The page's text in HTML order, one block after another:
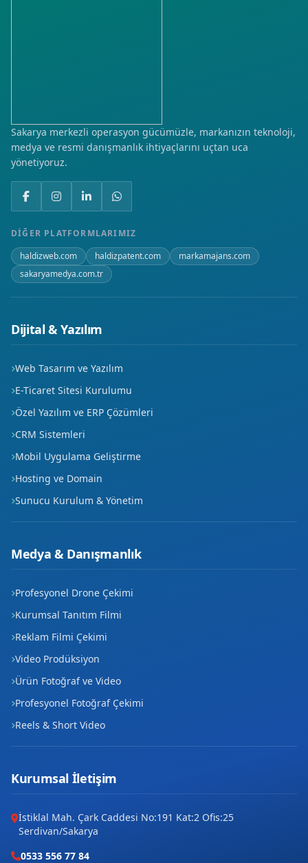
Sakarya merkezli operasyon gücümüzle, markanızın teknoloji,
medya ve resmi danışmanlık ihtiyaçlarını uçtan uca
yönetiyoruz.
DIĞER PLATFORMLARIMIZ
haldizweb.com
haldizpatent.com
markamajans.com
sakaryamedya.com.tr
Dijital & Yazılım
Web Tasarım ve Yazılım
E-Ticaret Sitesi Kurulumu
Özel Yazılım ve ERP Çözümleri
CRM Sistemleri
Mobil Uygulama Geliştirme
Hosting ve Domain
Sunucu Kurulum & Yönetim
Medya & Danışmanlık
Profesyonel Drone Çekimi
Kurumsal Tanıtım Filmi
Reklam Filmi Çekimi
Video Prodüksiyon
Ürün Fotoğraf ve Video
Profesyonel Fotoğraf Çekimi
Reels & Short Video
Kurumsal İletişim
İstiklal Mah. Çark Caddesi No:191 Kat:2 Ofis:25
Serdivan/Sakarya
0533 556 77 84